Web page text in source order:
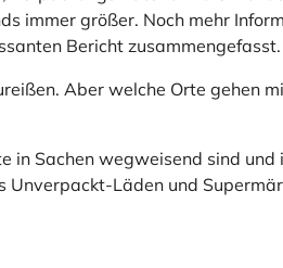
immer größer. Noch mehr
Bericht zusammengefasst.
Aber welche Orte gehen
Sachen wegweisend sind
Läden und